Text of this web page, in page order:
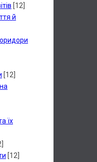
[12]
й
[12]
їх
[12]